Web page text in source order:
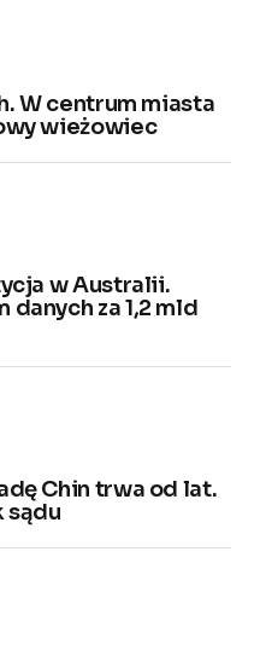
W centrum miasta
wieżowiec
w Australii.
danych za 1,2 mld
Chin trwa od lat.
sądu